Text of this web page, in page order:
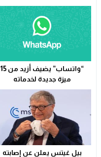
23:31 سوء التدبير و
“واتساب” يضيف أزيد من 15
ميزة جديدة لخدماته
بيل غيتس يعلن عن إصابته